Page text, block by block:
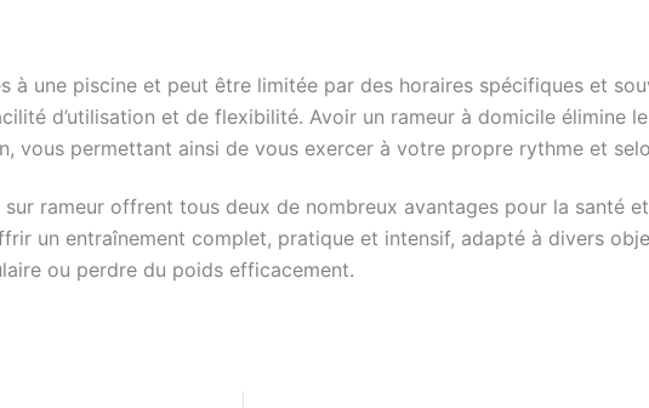
à une piscine et peut être limitée par des horaires spécifiques et
d’utilisation et de flexibilité. Avoir un rameur à domicile élimine
vous permettant ainsi de vous exercer à votre propre rythme et
rameur offrent tous deux de nombreux avantages pour la santé
un entraînement complet, pratique et intensif, adapté à divers
ou perdre du poids efficacement.